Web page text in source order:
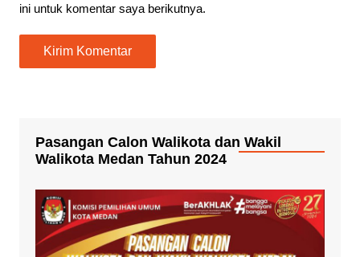
ini untuk komentar saya berikutnya.
Pasangan Calon Walikota dan Wakil
Walikota Medan Tahun 2024